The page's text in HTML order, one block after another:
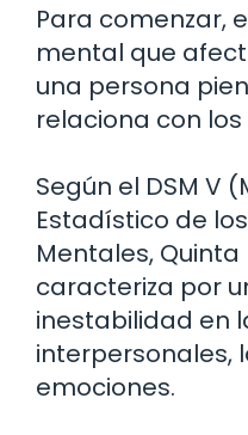
Para comenzar,
mental que
una persona
relaciona con
Según el DSM V
Estadístico de
Mentales, Quinta
caracteriza por
inestabilidad en
interpersonales,
emociones.